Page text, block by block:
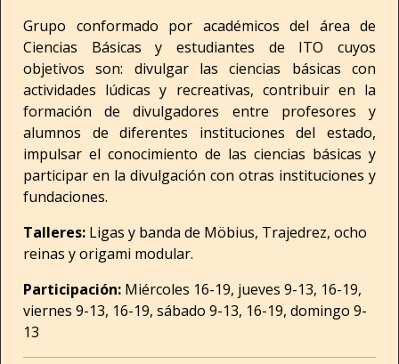
Grupo conformado por académicos del área de
Ciencias Básicas y estudiantes de ITO cuyos
objetivos son: divulgar las ciencias básicas con
actividades lúdicas y recreativas, contribuir en la
formación de divulgadores entre profesores y
alumnos de diferentes instituciones del estado,
impulsar el conocimiento de las ciencias básicas y
participar en la divulgación con otras instituciones y
fundaciones.
Talleres: Ligas y banda de Möbius, Trajedrez, ocho
reinas y origami modular.
Participación: Miércoles 16-19, jueves 9-13, 16-19,
viernes 9-13, 16-19, sábado 9-13, 16-19, domingo 9-
13